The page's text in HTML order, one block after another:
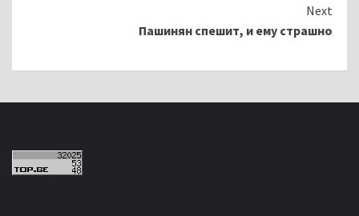
Next
Пашинян спешит, и ему страшно